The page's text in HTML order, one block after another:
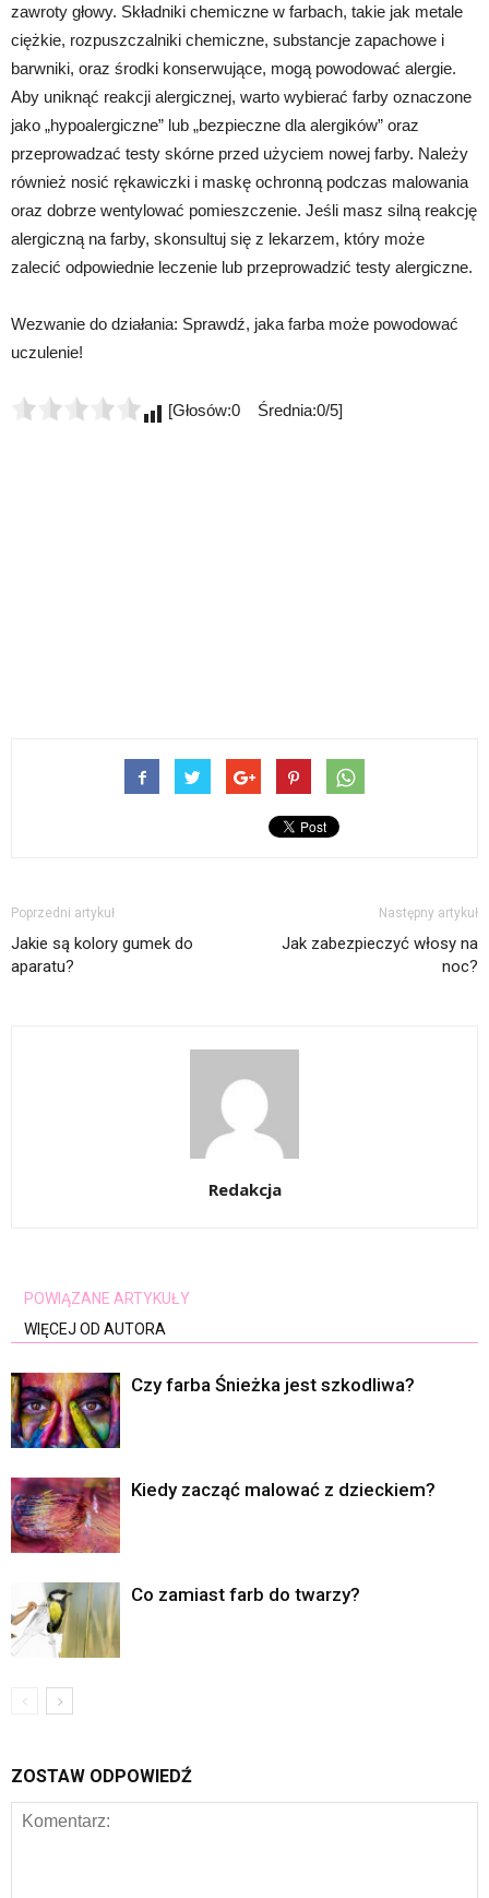
zawroty głowy. Składniki chemiczne w farbach, takie jak metale
ciężkie, rozpuszczalniki chemiczne, substancje zapachowe i
barwniki, oraz środki konserwujące, mogą powodować alergie.
Aby uniknąć reakcji alergicznej, warto wybierać farby oznaczone
jako „hypoalergiczne” lub „bezpieczne dla alergików” oraz
przeprowadzać testy skórne przed użyciem nowej farby. Należy
również nosić rękawiczki i maskę ochronną podczas malowania
oraz dobrze wentylować pomieszczenie. Jeśli masz silną reakcję
alergiczną na farby, skonsultuj się z lekarzem, który może
zalecić odpowiednie leczenie lub przeprowadzić testy alergiczne.
Wezwanie do działania: Sprawdź, jaka farba może powodować
uczulenie!
[Głosów:0 Średnia:0/5]
Poprzedni artykuł
Jakie są kolory gumek do
aparatu?
Następny artykuł
Jak zabezpieczyć włosy na
noc?
Redakcja
POWIĄZANE ARTYKUŁY
WIĘCEJ OD AUTORA
Czy farba Śnieżka jest szkodliwa?
Kiedy zacząć malować z dzieckiem?
Co zamiast farb do twarzy?
ZOSTAW ODPOWIEDŹ